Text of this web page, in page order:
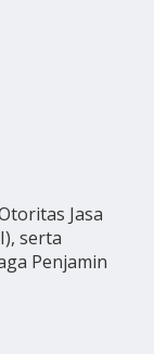
Jasa
serta
Penjamin